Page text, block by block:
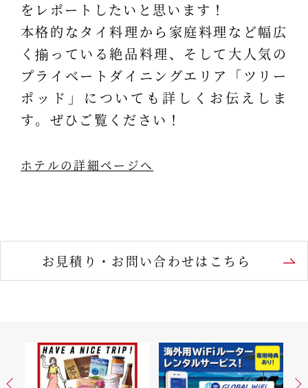
をレポートしたいと思います！
本格的なタイ料理から家庭料理など幅広
く揃っている絶品料理、そして大人気の
プライベートダイニングエリア「ツリー
ポッド」についても詳しくお伝えしま
す。ぜひご覧ください！
ホテルの詳細ページへ
お見積り・お問い合わせはこちら